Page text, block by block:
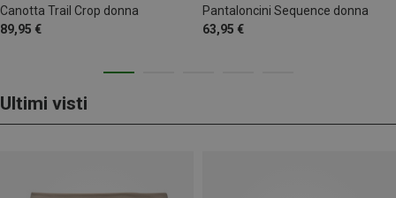
Canotta Trail Crop donna
89,95 €
Pantaloncini Sequence donna
63,95 €
Ultimi visti